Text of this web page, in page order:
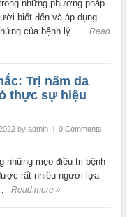
những phương pháp
biết đến và áp dụng
của bệnh lý.…
Read
Trị nấm da
thực sự hiệu
by admin | 0 Comments
những mẹo điều trị bệnh
rất nhiều người lựa
Read more »